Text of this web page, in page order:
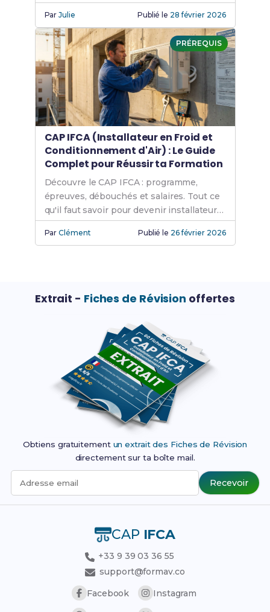
pour les adultes en reconversion.
ParJulie Publié le 28 février 2026
PRÉREQUIS
CAP IFCA (Installateur en Froid et
Conditionnement d'Air) : Le Guide
Complet pour Réussir ta Formation
Découvre le CAP IFCA : programme,
épreuves, débouchés et salaires. Tout ce
qu'il faut savoir pour devenir installateur
en froid et climatisation.
ParClément Publié le 26 février 2026
Extrait - Fiches de Révision offertes
Obtiens gratuitement un extrait des Fiches de Révision
directement sur ta boîte mail.
Adresse email Recevoir
CAP IFCA
+33 9 39 03 36 55
support@formav.co
Facebook
Instagram